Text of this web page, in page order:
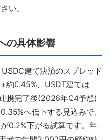
い。
の具体影響
建て決済のスプレッド
約0.45%、USDT建ては
携完了後(2026年Q4予想)
へ低下する見込みで、
0.2%下がる試算です。年